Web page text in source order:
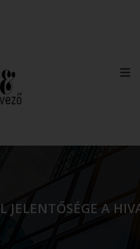
JELENTŐSÉGE A